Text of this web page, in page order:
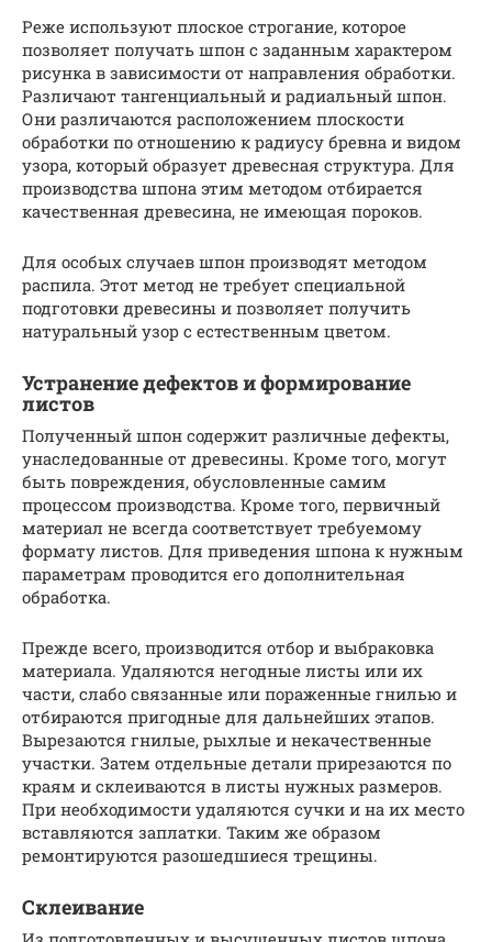
Реже используют плоское строгание, которое
позволяет получать шпон с заданным характером
рисунка в зависимости от направления обработки.
Различают тангенциальный и радиальный шпон.
Они различаются расположением плоскости
обработки по отношению к радиусу бревна и видом
узора, который образует древесная структура. Для
производства шпона этим методом отбирается
качественная древесина, не имеющая пороков.
Для особых случаев шпон производят методом
распила. Этот метод не требует специальной
подготовки древесины и позволяет получить
натуральный узор с естественным цветом.
Устранение дефектов и формирование
листов
Полученный шпон содержит различные дефекты,
унаследованные от древесины. Кроме того, могут
быть повреждения, обусловленные самим
процессом производства. Кроме того, первичный
материал не всегда соответствует требуемому
формату листов. Для приведения шпона к нужным
параметрам проводится его дополнительная
обработка.
Прежде всего, производится отбор и выбраковка
материала. Удаляются негодные листы или их
части, слабо связанные или пораженные гнилью и
отбираются пригодные для дальнейших этапов.
Вырезаются гнилые, рыхлые и некачественные
участки. Затем отдельные детали прирезаются по
краям и склеиваются в листы нужных размеров.
При необходимости удаляются сучки и на их место
вставляются заплатки. Таким же образом
ремонтируются разошедшиеся трещины.
Склеивание